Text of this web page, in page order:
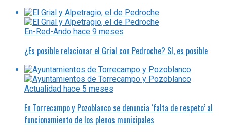
En-Red-Ando hace 9 meses
¿Es posible relacionar el Grial con Pedroche? Sí, es posible
Actualidad hace 5 meses
En Torrecampo y Pozoblanco se denuncia ‘falta de respeto’ al
funcionamiento de los plenos municipales